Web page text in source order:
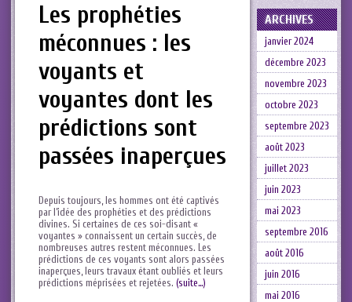
Les prophéties
méconnues : les
voyants et
voyantes dont les
prédictions sont
⁣passées inaperçues
Depuis toujours, ‍les hommes ont​ été captivés
par l’idée des prophéties⁢ et des‍ prédictions
divines. Si certaines de ces soi-disant «
voyantes » connaissent‍ un⁤ certain succès, de
nombreuses autres restent ⁣méconnues. Les
prédictions de ces voyants sont alors passées⁢
inaperçues, leurs‍ travaux étant oubliés et⁤ leurs
prédictions méprisées et​ rejetées. (suite…)
ARCHIVES
janvier 2024
décembre 2023
novembre 2023
octobre 2023
septembre 2023
août 2023
juillet 2023
juin 2023
mai 2023
septembre 2016
août 2016
juin 2016
mai 2016